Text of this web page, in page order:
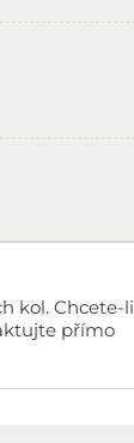
kol. Chcete-li
přímo